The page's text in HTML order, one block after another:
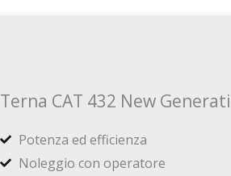
Terna CAT 432 New
Potenza ed efficienza
Noleggio con operatore